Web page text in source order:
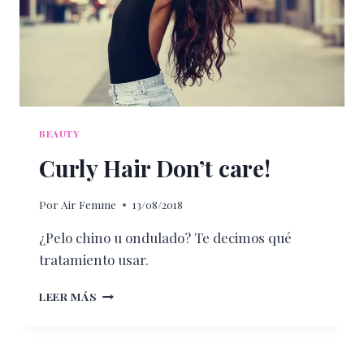
BEAUTY
Curly Hair Don’t care!
Por Air Femme 13/08/2018
¿Pelo chino u ondulado? Te decimos qué
tratamiento usar.
LEER MÁS CURLY